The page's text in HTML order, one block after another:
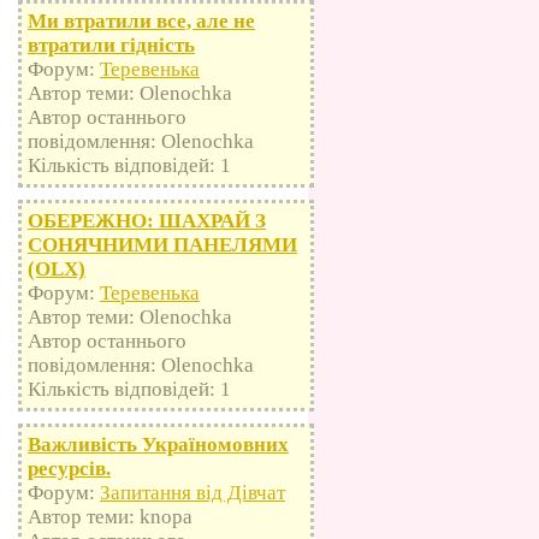
Ми втратили все, але не
втратили гідність
Форум: Теревенька
Автор теми: Olenochka
Автор останнього
повідомлення: Olenochka
Кількість відповідей: 1
ОБЕРЕЖНО: ШАХРАЙ З
СОНЯЧНИМИ ПАНЕЛЯМИ
(OLX)
Форум: Теревенька
Автор теми: Olenochka
Автор останнього
повідомлення: Olenochka
Кількість відповідей: 1
Важливість Україномовних
ресурсів.
Форум: Запитання від Дівчат
Автор теми: knopa